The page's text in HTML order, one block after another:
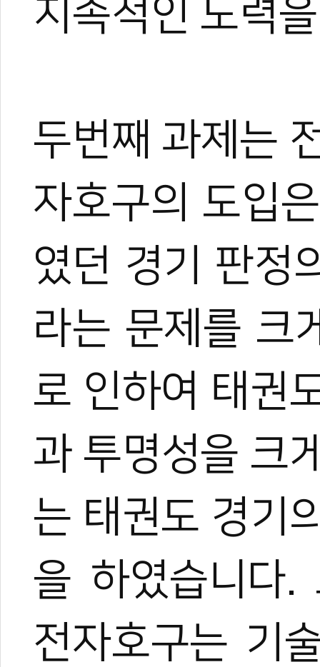
지속적인 노력
두번째 과제는
자호구의 도입
였던 경기 판정
라는 문제를 크
로 인하여 태권
과 투명성을 크
는 태권도 경기
을 하였습니다.
전자호구는 기